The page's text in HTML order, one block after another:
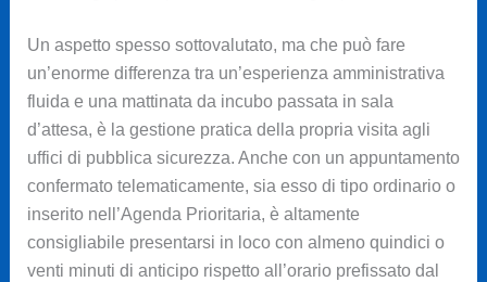
Un aspetto spesso sottovalutato, ma che può fare
un’enorme differenza tra un’esperienza amministrativa
fluida e una mattinata da incubo passata in sala
d’attesa, è la gestione pratica della propria visita agli
uffici di pubblica sicurezza. Anche con un appuntamento
confermato telematicamente, sia esso di tipo ordinario o
inserito nell’Agenda Prioritaria, è altamente
consigliabile presentarsi in loco con almeno quindici o
venti minuti di anticipo rispetto all’orario prefissato dal